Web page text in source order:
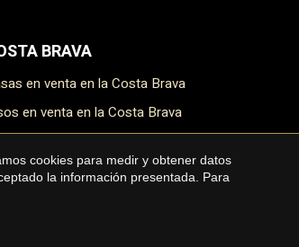
BRAVA
en venta en la Costa Brava
en venta en la Costa Brava
en venta en la Costa Brava
cookies para medir y obtener datos
la información presentada. Para